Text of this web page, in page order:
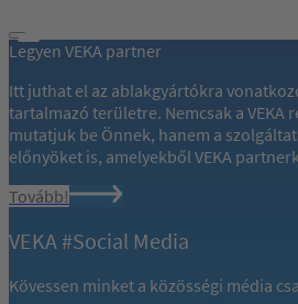
Legyen VEKA partner
Itt juthat el az ablakgyártókra
tartalmazó területre. Nemcsak a VEKA
mutatjuk be Önnek, hanem a
előnyöket is, amelyekből VEKA
Tovább!
VEKA #Social Media
Kövessen minket a közösségi média